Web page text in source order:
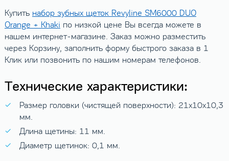
Купить набор зубных щеток Revyline SM6000 DUO
Orange + Khaki по низкой цене Вы всегда можете в
нашем интернет-магазине. Заказ можно разместить
через Корзину, заполнить форму быстрого заказа в 1
Клик или позвонить по нашим номерам телефонов.
Технические характеристики:
Размер головки (чистящей поверхности): 21х10х10,3
мм.
Длина щетины: 11 мм.
Диаметр щетинок: 0,1 мм.